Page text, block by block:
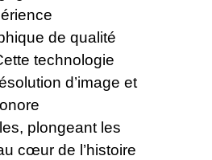
de qualité
technologie
d’image et
plongeant les
cœur de l’histoire